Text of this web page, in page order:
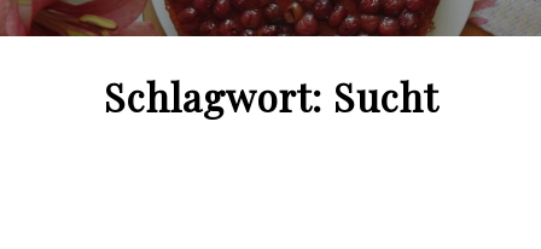
Schlagwort: Sucht